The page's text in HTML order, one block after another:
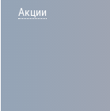
Акции